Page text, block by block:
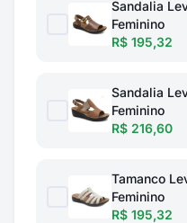
Sandalia
Feminino
R$ 195,32
Sandalia
Feminino
R$ 216,60
Tamanco
Feminino
R$ 195,32